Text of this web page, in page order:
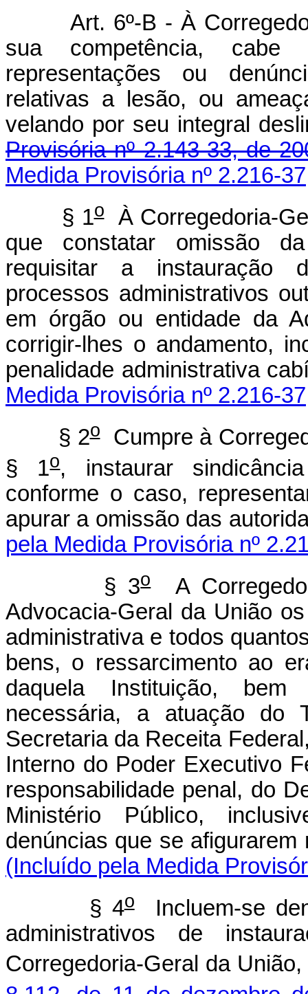
Art. 6º-B - À
sua competência,
representações ou
relativas a lesão, ou
velando por seu
Provisória nº 2.143-33, de
Medida Provisória nº 2.216-
§ 1oÀ Corregedoria-
que constatar omissão
requisitar a instauração
processos administrativos
em órgão ou entidade da
corrigir-lhes o andamento,
penalidade
Medida Provisória nº 2.216-
§ 2oCumpre à
§ 1o, instaurar
conforme o caso,
apurar a omissão das
pela Medida Provisória nº
§ 3oA
Advocacia-Geral da União
administrativa e todos
bens, o ressarcimento ao
daquela Instituição,
necessária, a atuação do
Secretaria da Receita
Interno do Poder Executivo
responsabilidade penal, do
Ministério Público,
denúncias que se
(Incluído pela Medida
§ 4oIncluem-se
administrativos de
Corregedoria-Geral da